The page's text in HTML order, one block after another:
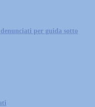
per guida sotto